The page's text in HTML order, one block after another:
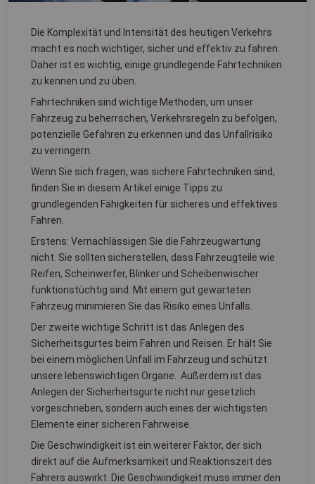
Die Komplexität und Intensität des heutigen Verkehrs
macht es noch wichtiger, sicher und effektiv zu fahren.
Daher ist es wichtig, einige grundlegende Fahrtechniken
zu kennen und zu üben.
Fahrtechniken sind wichtige Methoden, um unser
Fahrzeug zu beherrschen, Verkehrsregeln zu befolgen,
potenzielle Gefahren zu erkennen und das Unfallrisiko
zu verringern.
Wenn Sie sich fragen, was sichere Fahrtechniken sind,
finden Sie in diesem Artikel einige Tipps zu
grundlegenden Fähigkeiten für sicheres und effektives
Fahren.
Erstens: Vernachlässigen Sie die Fahrzeugwartung
nicht. Sie sollten sicherstellen, dass Fahrzeugteile wie
Reifen, Scheinwerfer, Blinker und Scheibenwischer
funktionstüchtig sind. Mit einem gut gewarteten
Fahrzeug minimieren Sie das Risiko eines Unfalls.
Der zweite wichtige Schritt ist das Anlegen des
Sicherheitsgurtes beim Fahren und Reisen. Er hält Sie
bei einem möglichen Unfall im Fahrzeug und schützt
unsere lebenswichtigen Organe. Außerdem ist das
Anlegen der Sicherheitsgurte nicht nur gesetzlich
vorgeschrieben, sondern auch eines der wichtigsten
Elemente einer sicheren Fahrweise.
Die Geschwindigkeit ist ein weiterer Faktor, der sich
direkt auf die Aufmerksamkeit und Reaktionszeit des
Fahrers auswirkt. Die Geschwindigkeit muss immer den